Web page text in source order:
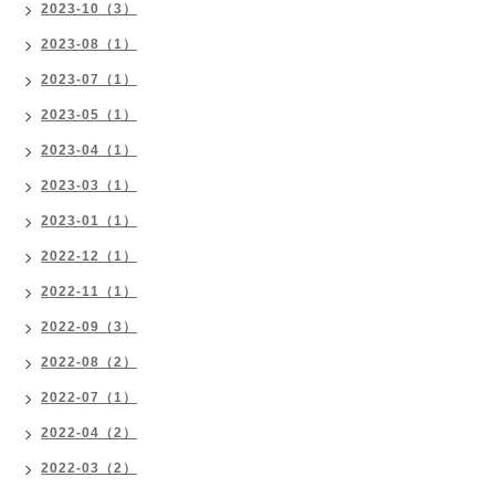
2023-10（3）
2023-08（1）
2023-07（1）
2023-05（1）
2023-04（1）
2023-03（1）
2023-01（1）
2022-12（1）
2022-11（1）
2022-09（3）
2022-08（2）
2022-07（1）
2022-04（2）
2022-03（2）